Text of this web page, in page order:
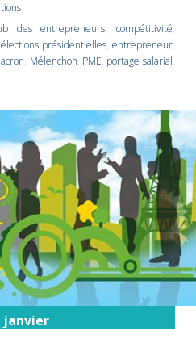
des entrepreneurs, compétitivité,
élections présidentielles, entrepreneur,
, Mélenchon, PME, portage salarial,
janvier